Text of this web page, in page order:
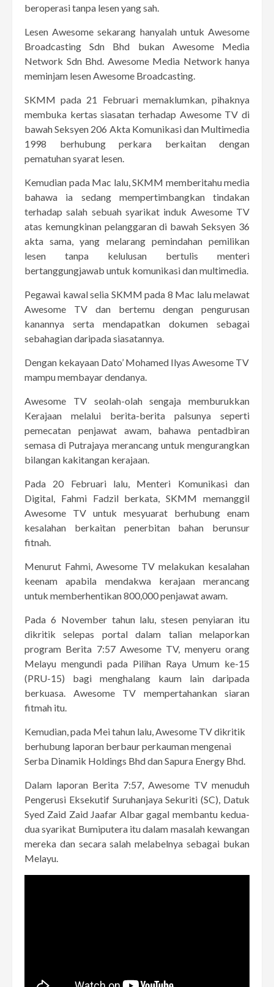
beroperasi tanpa lesen yang sah.
Lesen Awesome sekarang hanyalah untuk Awesome
Broadcasting Sdn Bhd bukan Awesome Media
Network Sdn Bhd. Awesome Media Network hanya
meminjam lesen Awesome Broadcasting.
SKMM pada 21 Februari memaklumkan, pihaknya
membuka kertas siasatan terhadap Awesome TV di
bawah Seksyen 206 Akta Komunikasi dan Multimedia
1998 berhubung perkara berkaitan dengan
pematuhan syarat lesen.
Kemudian pada Mac lalu, SKMM memberitahu media
bahawa ia sedang mempertimbangkan tindakan
terhadap salah sebuah syarikat induk Awesome TV
atas kemungkinan pelanggaran di bawah Seksyen 36
akta sama, yang melarang pemindahan pemilikan
lesen tanpa kelulusan bertulis menteri
bertanggungjawab untuk komunikasi dan multimedia.
Pegawai kawal selia SKMM pada 8 Mac lalu melawat
Awesome TV dan bertemu dengan pengurusan
kanannya serta mendapatkan dokumen sebagai
sebahagian daripada siasatannya.
Dengan kekayaan Dato’ Mohamed Ilyas Awesome TV
mampu membayar dendanya.
Awesome TV seolah-olah sengaja memburukkan
Kerajaan melalui berita-berita palsunya seperti
pemecatan penjawat awam, bahawa pentadbiran
semasa di Putrajaya merancang untuk mengurangkan
bilangan kakitangan kerajaan.
Pada 20 Februari lalu, Menteri Komunikasi dan
Digital, Fahmi Fadzil berkata, SKMM memanggil
Awesome TV untuk mesyuarat berhubung enam
kesalahan berkaitan penerbitan bahan berunsur
fitnah.
Menurut Fahmi, Awesome TV melakukan kesalahan
keenam apabila mendakwa kerajaan merancang
untuk memberhentikan 800,000 penjawat awam.
Pada 6 November tahun lalu, stesen penyiaran itu
dikritik selepas portal dalam talian melaporkan
program Berita 7:57 Awesome TV, menyeru orang
Melayu mengundi pada Pilihan Raya Umum ke-15
(PRU-15) bagi menghalang kaum lain daripada
berkuasa. Awesome TV mempertahankan siaran
fitmah itu.
Kemudian, pada Mei tahun lalu, Awesome TV dikritik
berhubung laporan berbaur perkauman mengenai
Serba Dinamik Holdings Bhd dan Sapura Energy Bhd.
Dalam laporan Berita 7:57, Awesome TV menuduh
Pengerusi Eksekutif Suruhanjaya Sekuriti (SC), Datuk
Syed Zaid Zaid Jaafar Albar gagal membantu kedua-
dua syarikat Bumiputera itu dalam masalah kewangan
mereka dan secara salah melabelnya sebagai bukan
Melayu.